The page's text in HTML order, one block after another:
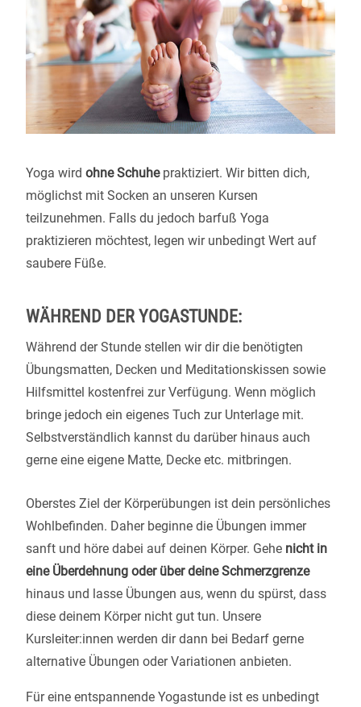
Yoga wird ohne Schuhepraktiziert. Wir bitten dich,
möglichst mit Socken an unseren Kursen
teilzunehmen. Falls du jedoch barfuß Yoga
praktizieren möchtest, legen wir unbedingt Wert auf
saubere Füße.
WÄHREND DER YOGASTUNDE:
Während der Stunde stellen wir dir die benötigten
Übungsmatten, Decken und Meditationskissen sowie
Hilfsmittel kostenfrei zur Verfügung. Wenn möglich
bringe jedoch ein eigenes Tuch zur Unterlage mit.
Selbstverständlich kannst du darüber hinaus auch
gerne eine eigene Matte, Decke etc. mitbringen.
Oberstes Ziel der Körperübungen ist dein persönliches
Wohlbefinden. Daher beginne die Übungen immer
sanft und höre dabei auf deinen Körper. Gehe nicht in
eine Überdehnung oder über deine Schmerzgrenze
hinaus und lasse Übungen aus, wenn du spürst, dass
diese deinem Körper nicht gut tun. Unsere
Kursleiter:innen werden dir dann bei Bedarf gerne
alternative Übungen oder Variationen anbieten.
Für eine entspannende Yogastunde ist es unbedingt